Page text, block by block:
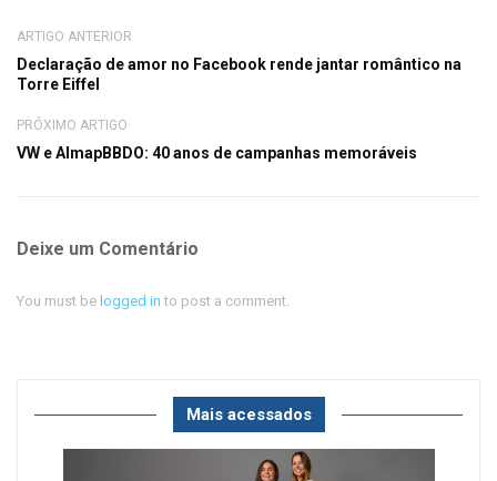
ARTIGO ANTERIOR
Declaração de amor no Facebook rende jantar romântico na
Torre Eiffel
PRÓXIMO ARTIGO
VW e AlmapBBDO: 40 anos de campanhas memoráveis
Deixe um Comentário
You must be logged in to post a comment.
Mais acessados